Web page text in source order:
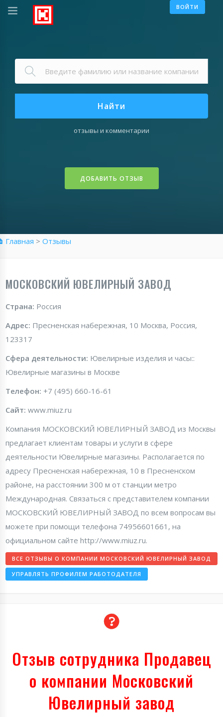
ВОЙТИ
Найти
отзывы и комментарии
ДОБАВИТЬ ОТЗЫВ
Главная > Отзывы
МОСКОВСКИЙ ЮВЕЛИРНЫЙ ЗАВОД
Страна: Россия
Адрес: Пресненская набережная, 10 Москва, Россия,
123317
Сфера деятельности: Ювелирные изделия и часы::
Ювелирные магазины в Москве
Телефон: +7 (495) 660-16-61
Сайт: www.miuz.ru
Компания МОСКОВСКИЙ ЮВЕЛИРНЫЙ ЗАВОД из Москвы
предлагает клиентам товары и услуги в сфере
деятельности Ювелирные магазины. Располагается по
адресу Пресненская набережная, 10 в Пресненском
районе, на расстоянии 300 м от станции метро
Международная. Связаться с представителем компании
МОСКОВСКИЙ ЮВЕЛИРНЫЙ ЗАВОД по всем вопросам вы
можете при помощи телефона 74956601661, на
официальном сайте http://www.miuz.ru.
ВСЕ ОТЗЫВЫ О КОМПАНИИ МОСКОВСКИЙ ЮВЕЛИРНЫЙ ЗАВОД
УПРАВЛЯТЬ ПРОФИЛЕМ РАБОТОДАТЕЛЯ
Отзыв сотрудника Продавец
о компании Московский
Ювелирный завод